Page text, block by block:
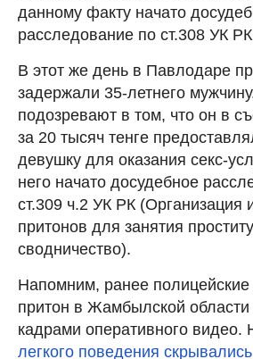
данному факту начато
расследование по ст.308 УК
В этот же день в Павлодаре
задержали 35-летнего
подозревают в том, что он в
за 20 тысяч тенге
девушку для оказания секс-
него начато досудебное
ст.309 ч.2 УК РК (Организация
притонов для занятия
сводничество).
Напомним, ранее
притон в Жамбылской
кадрами оперативного видео.
легкого поведения скрывались